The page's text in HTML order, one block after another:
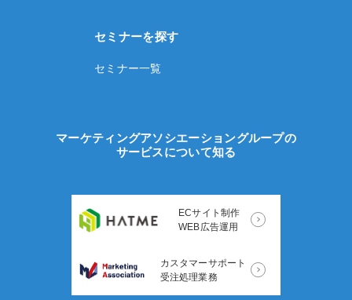
セミナーを探す
セミナー一覧
マーケティングアソシエーショングループの
サービスについて知る
ECサイト制作
WEB広告運用
カスタマーサポート
受注処理業務